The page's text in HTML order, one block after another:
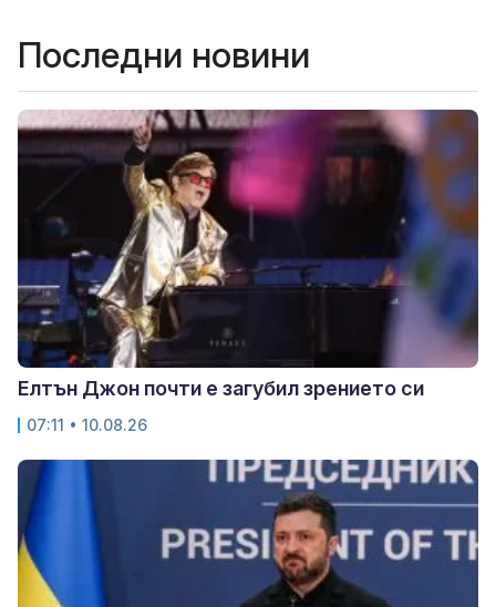
Последни новини
Елтън Джон почти е загубил зрението си
07:11 • 10.08.26